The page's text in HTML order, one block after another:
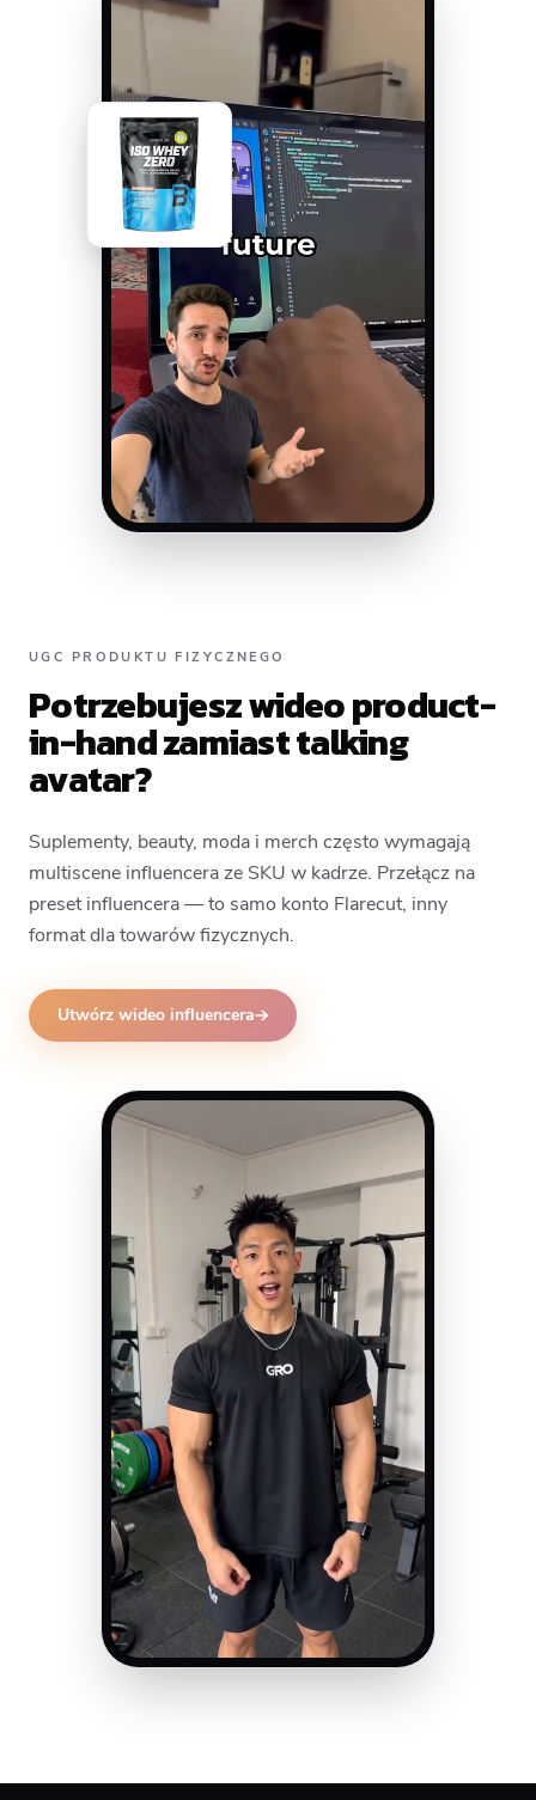
UGC PRODUKTU FIZYCZNEGO
Potrzebujesz wideo product-
in-hand zamiast talking
avatar?
Suplementy, beauty, moda i merch często wymagają
multiscene influencera ze SKU w kadrze. Przełącz na
preset influencera — to samo konto Flarecut, inny
format dla towarów fizycznych.
Utwórz wideo influencera